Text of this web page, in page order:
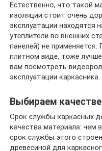
Естественно, что такой
изоляции стоит очень
эксплуатации находятся
утеплители во внешних
панелей) не
плитном виде, тоже
вам посмотреть
эксплуатации каркасника.
Выбираем
Срок службы каркасных
качества материала: чем
срок службы этого
древесиной для